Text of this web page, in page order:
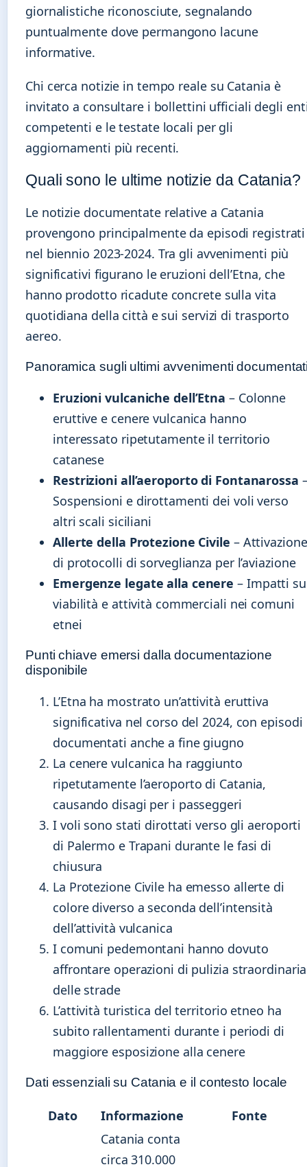
giornalistiche riconosciute, segnalando
puntualmente dove permangono lacune
informative.
Chi cerca notizie in tempo reale su Catania è
invitato a consultare i bollettini ufficiali degli
competenti e le testate locali per gli
aggiornamenti più recenti.
Quali sono le ultime notizie da Catania?
Le notizie documentate relative a Catania
provengono principalmente da episodi registrati
nel biennio 2023-2024. Tra gli avvenimenti più
significativi figurano le eruzioni dell’Etna, che
hanno prodotto ricadute concrete sulla vita
quotidiana della città e sui servizi di trasporto
aereo.
Panoramica sugli ultimi avvenimenti
Eruzioni vulcaniche dell’Etna – Colonne
eruttive e cenere vulcanica hanno
interessato ripetutamente il territorio
catanese
Restrizioni all’aeroporto di Fontanarossa
Sospensioni e dirottamenti dei voli verso
altri scali siciliani
Allerte della Protezione Civile – Attivazione
di protocolli di sorveglianza per l’aviazione
Emergenze legate alla cenere – Impatti su
viabilità e attività commerciali nei comuni
etnei
Punti chiave emersi dalla documentazione
disponibile
L’Etna ha mostrato un’attività eruttiva
significativa nel corso del 2024, con episodi
documentati anche a fine giugno
La cenere vulcanica ha raggiunto
ripetutamente l’aeroporto di Catania,
causando disagi per i passeggeri
I voli sono stati dirottati verso gli aeroporti
di Palermo e Trapani durante le fasi di
chiusura
La Protezione Civile ha emesso allerte di
colore diverso a seconda dell’intensità
dell’attività vulcanica
I comuni pedemontani hanno dovuto
affrontare operazioni di pulizia straordinaria
delle strade
L’attività turistica del territorio etneo ha
subito rallentamenti durante i periodi di
maggiore esposizione alla cenere
Dati essenziali su Catania e il contesto locale
Dato Informazione
Fonte
Catania conta
circa 310.000